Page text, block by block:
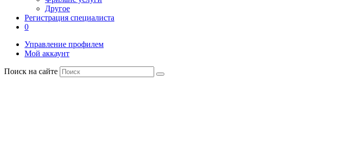
Другое
Регистрация специалиста
0
Управление профилем
Мой аккаунт
Поиск на сайте